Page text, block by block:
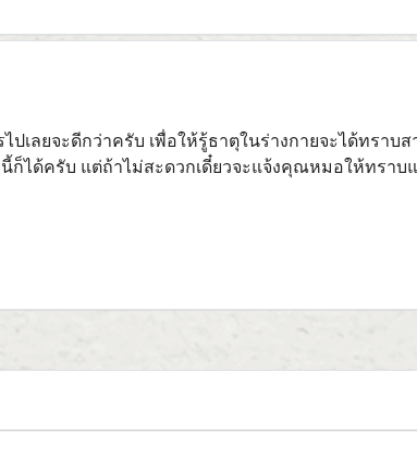
ลยจะดีกว่าครับ เพื่อให้รู้ธาตุในร่างกายจะได้ทราบส
ก็ได้ครับ แต่ถ้าไม่สะดวกเดี๋ยวจะแจ้งคุณหมอให้ทราบ